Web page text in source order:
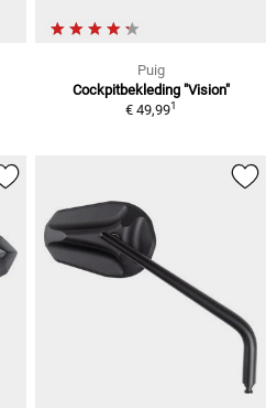
Puig
Cockpitbekleding "Vision"
€ 49,991